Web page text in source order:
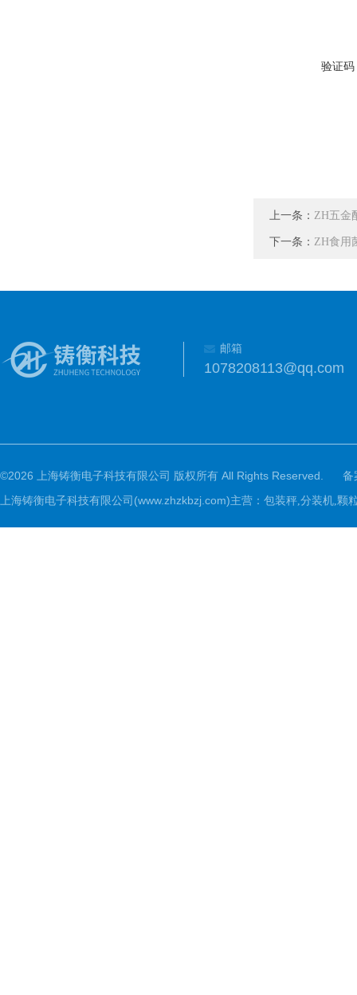
验证码
上一条： ZH五金
下一条： ZH食用
邮箱
1078208113@qq.com
©2026 上海铸衡电子科技有限公司 版权所有 All Rights Reserved.
备
上海铸衡电子科技有限公司(www.zhzkbzj.com)主营： 包装秤,分装机,颗